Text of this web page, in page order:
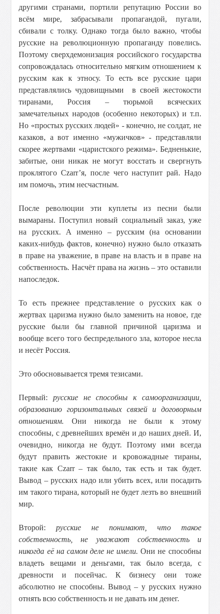
другими странами, портили репутацию России во
всём мире, забрасывали пропагандой, пугали,
сбивали с толку. Однако тогда было важно, чтобы
русские на революционную пропаганду повелись.
Поэтому сверхдемонизация российского государства
сопровождалась относительно мягким отношением к
русским как к этносу. То есть все русские цари
представлялись чудовищными в своей жестокости
тиранами, Россия – тюрьмой всяческих
замечательных народов (особенно некоторых) и т.п.
Но «простых русских людей» - конечно, не солдат, не
казаков, а вот именно «мужичков» - представляли
скорее жертвами «царистского режима». Бедненькие,
забитые, они никак не могут восстать и свергнуть
проклятого Czarr’я, после чего наступит рай. Надо
им помочь, этим несчастным.
После революции эти куплеты из песни были
вымараны. Поступил новый социальный заказ, уже
на русских. А именно – русским (на основании
каких-нибудь фактов, конечно) нужно было отказать
в праве на уважение, в праве на власть и в праве на
собственность. Насчёт права на жизнь – это оставили
напоследок.
То есть прежнее представление о русских как о
жертвах царизма нужно было заменить на новое, где
русские были бы главной причиной царизма и
вообще всего того беспредельного зла, которое несла
и несёт Россия.
Это обосновывается тремя тезисами.
Первый:русские не способны к самоорганизации,
образованию горизонтальных связей и договорным
отношениям.Они никогда не были к этому
способны, с древнейших времён и до наших дней. И,
очевидно, никогда не будут. Поэтому ими всегда
будут править жестокие и кровожадные тираны,
такие как Czarr – так было, так есть и так будет.
Вывод – русских надо или убить всех, или посадить
им такого тирана, который не будет лезть во внешний
мир.
Второй:русские не понимают, что такое
собственность, не уважают собственность и
никогда её на самом деле не имели.Они не способны
владеть вещами и деньгами, так было всегда, с
древности и посейчас. К бизнесу они тоже
абсолютно не способны. Вывод – у русских нужно
отнять всю собственность и не давать им денег.